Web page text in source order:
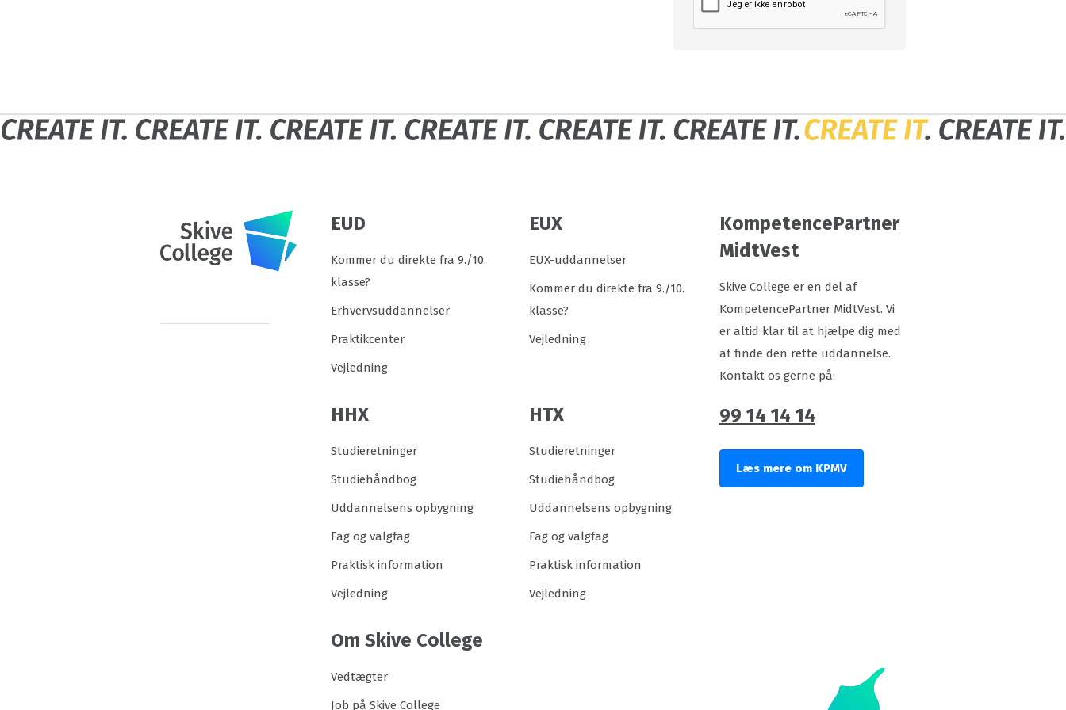
EUD
Kommer du direkte fra 9./10.
klasse?
Erhvervsuddannelser
Praktikcenter
Vejledning
EUX
EUX-uddannelser
Kommer du direkte fra 9./10.
klasse?
Vejledning
HHX
Studieretninger
Studiehåndbog
Uddannelsens opbygning
Fag og valgfag
Praktisk information
Vejledning
HTX
Studieretninger
Studiehåndbog
Uddannelsens opbygning
Fag og valgfag
Praktisk information
Vejledning
Om Skive College
Vedtægter
Job på Skive College
KompetencePartner
MidtVest
Skive College er en del af
KompetencePartner MidtVest. Vi
er altid klar til at hjælpe dig med
at finde den rette uddannelse.
Kontakt os gerne på:
99 14 14 14
Læs mere om KPMV